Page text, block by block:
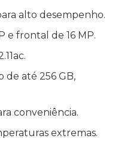
alto desempenho.
e frontal de 16 MP.
até 256 GB,
conveniência.
extremas.